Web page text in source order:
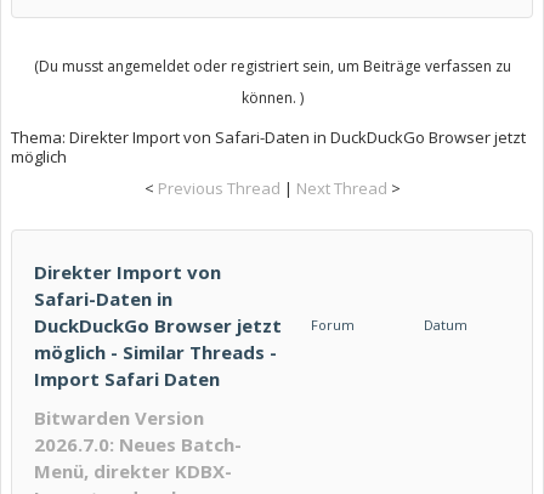
(Du musst angemeldet oder registriert sein, um Beiträge verfassen zu
können. )
Thema: Direkter Import von Safari-Daten in DuckDuckGo Browser jetzt
möglich
< Previous Thread | Next Thread >
Direkter Import von
Safari-Daten in
DuckDuckGo Browser jetzt
möglich - Similar Threads -
Import Safari Daten
Forum Datum
Bitwarden Version
2026.7.0: Neues Batch-
Menü, direkter KDBX-